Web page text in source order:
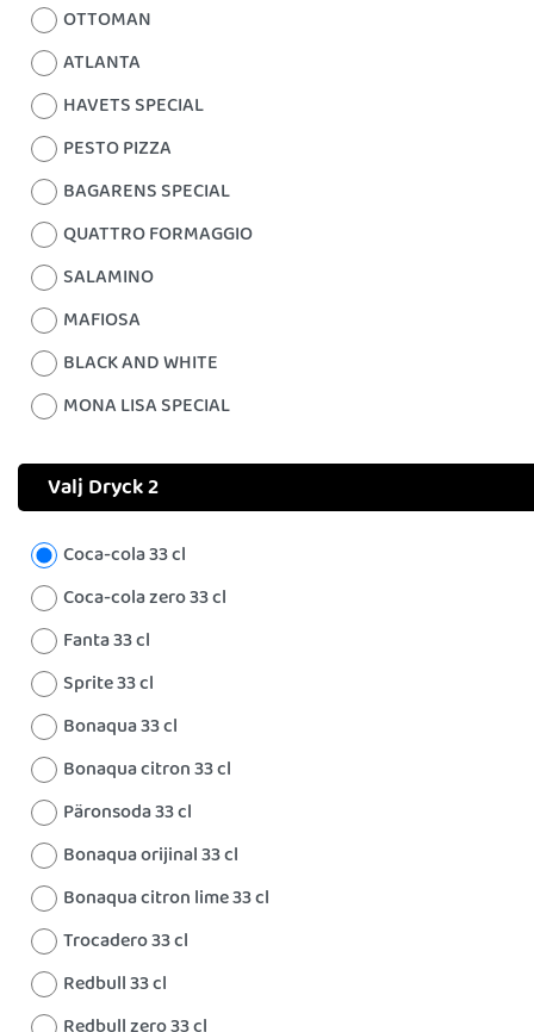
OTTOMAN
ATLANTA
HAVETS SPECIAL
PESTO PIZZA
BAGARENS SPECIAL
QUATTRO FORMAGGIO
SALAMINO
MAFIOSA
BLACK AND WHITE
MONA LISA SPECIAL
Valj Dryck 2
Coca-cola 33 cl
Coca-cola zero 33 cl
Fanta 33 cl
Sprite 33 cl
Bonaqua 33 cl
Bonaqua citron 33 cl
Päronsoda 33 cl
Bonaqua orijinal 33 cl
Bonaqua citron lime 33 cl
Trocadero 33 cl
Redbull 33 cl